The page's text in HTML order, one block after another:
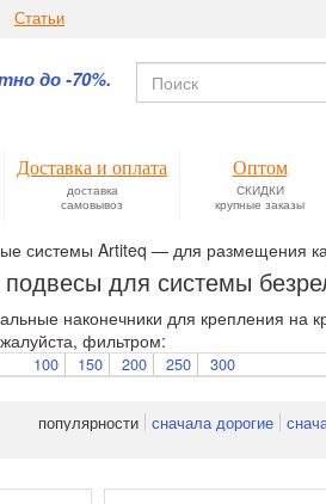
Статьи
до -70%.
Доставка и оплата
доставка
самовывоз
Оптом
СКИДКИ
крупные заказы
системы Artiteq — для размещения
для системы
наконечники для крепления на
фильтром:
100 150 200 250 300
популярности сначала дорогие